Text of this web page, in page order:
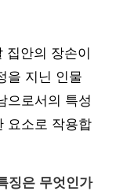
집안의 장손이
을 지닌 인물
으로서의 특성
요소로 작용합
징은 무엇인가